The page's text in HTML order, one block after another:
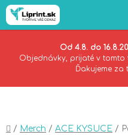
Od 4.8. do
Objednávky, prijaté v tomto
Ďakujeme za
Domov
/ Merch / ACE KYSUCE /